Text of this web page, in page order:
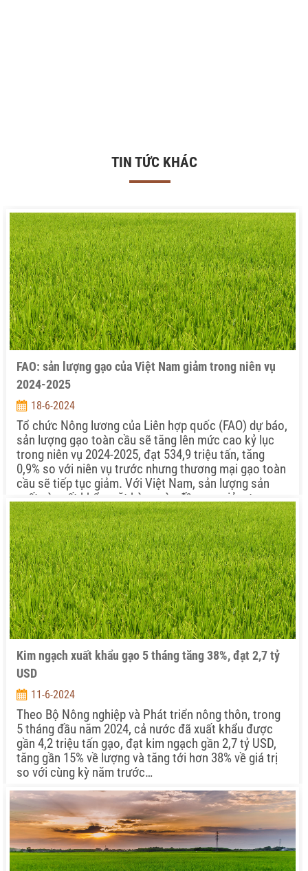
TIN TỨC KHÁC
FAO: sản lượng gạo của Việt Nam giảm trong niên vụ
2024-2025
18-6-2024
Tổ chức Nông lương của Liên hợp quốc (FAO) dự báo,
sản lượng gạo toàn cầu sẽ tăng lên mức cao kỷ lục
trong niên vụ 2024-2025, đạt 534,9 triệu tấn, tăng
0,9% so với niên vụ trước nhưng thương mại gạo toàn
cầu sẽ tiếp tục giảm. Với Việt Nam, sản lượng sản
xuất và xuất khẩu mặt hàng này đều suy giảm trong
niên vụ mới.
Kim ngạch xuất khẩu gạo 5 tháng tăng 38%, đạt 2,7 tỷ
USD
11-6-2024
Theo Bộ Nông nghiệp và Phát triển nông thôn, trong
5 tháng đầu năm 2024, cả nước đã xuất khẩu được
gần 4,2 triệu tấn gạo, đạt kim ngạch gần 2,7 tỷ USD,
tăng gần 15% về lượng và tăng tới hơn 38% về giá trị
so với cùng kỳ năm trước…